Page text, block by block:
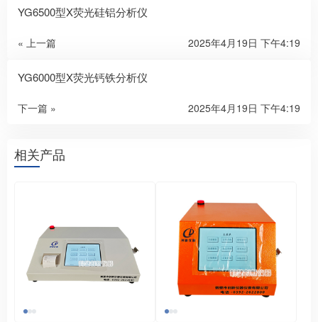
YG6500型X荧光硅铝分析仪
« 上一篇 2025年4月19日 下午4:19
YG6000型X荧光钙铁分析仪
下一篇 » 2025年4月19日 下午4:19
相关产品